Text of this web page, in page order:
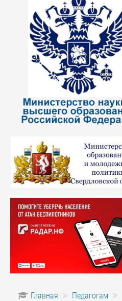
Главная Педагогам